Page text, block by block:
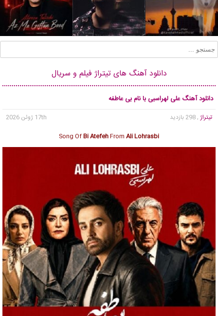
دانلود آهنگ های تیتراژ فیلم و سریال
دانلود آهنگ علی لهراسبی با نام بی عاطفه
تیتراژ , 298 بازدید
17th ژوئن 2026
Song OfBi AtefehFrom Ali Lohrasbi